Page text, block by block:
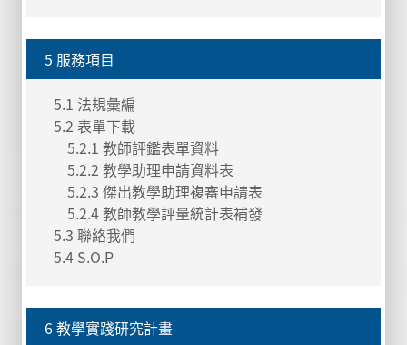
5 服務項目
5.1 法規彙編
5.2 表單下載
5.2.1 教師評鑑表單資料
5.2.2 教學助理申請資料表
5.2.3 傑出教學助理複審申請表
5.2.4 教師教學評量統計表補發
5.3 聯絡我們
5.4 S.O.P
6 教學實踐研究計畫